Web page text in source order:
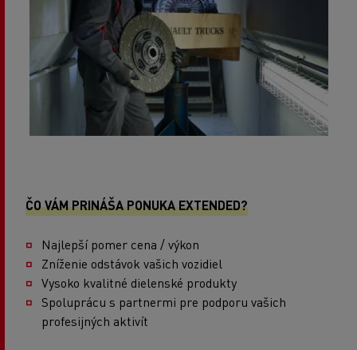
ČO VÁM PRINÁŠA PONUKA EXTENDED?
Najlepší pomer cena / výkon
Zníženie odstávok vašich vozidiel
Vysoko kvalitné dielenské produkty
Spoluprácu s partnermi pre podporu vašich
profesijných aktivít